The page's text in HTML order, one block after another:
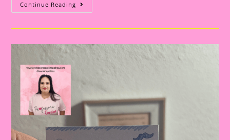
Continue Reading Atividade
Para
Dia
Dia
Aprendizado
Educação
Infantil
Fundamental